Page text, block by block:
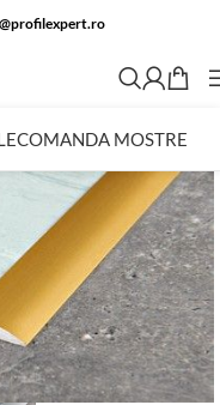
COMANDA MOSTRE